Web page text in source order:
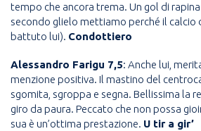
tempo che ancora trema. Un gol di rapina
secondo glielo mettiamo perché il calcio
battuto lui). Condottiero
Alessandro Farigu 7,5: Anche lui,
menzione positiva. Il mastino del
sgomita, sgroppa e segna. Bellissima la
giro da paura. Peccato che non possa
sua è un’ottima prestazione. U tir a gir’